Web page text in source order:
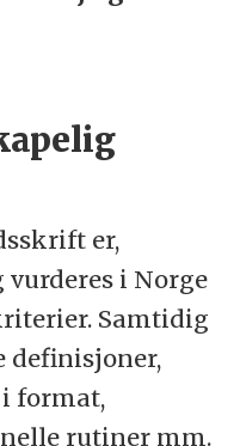
er,
i Norge
Samtidig
definisjoner,
format,
rutiner mm.